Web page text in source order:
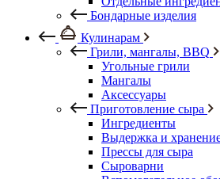
Бондарные изделия
Кулинарам
Грили, мангалы, BBQ
Угольные грили
Мангалы
Аксессуары
Приготовление сыра
Ингредиенты
Выдержка и
Прессы для сыра
Сыроварни